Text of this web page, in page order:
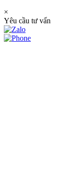
×
Yêu cầu tư vấn